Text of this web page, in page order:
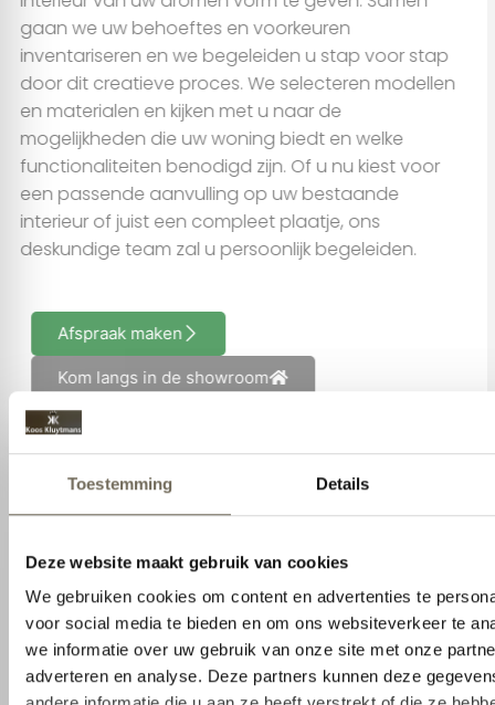
gaan we uw behoeftes en voorkeuren
inventariseren en we begeleiden u stap voor stap
door dit creatieve proces. We selecteren modellen
en materialen en kijken met u naar de
mogelijkheden die uw woning biedt en welke
functionaliteiten benodigd zijn. Of u nu kiest voor
een passende aanvulling op uw bestaande
interieur of juist een compleet plaatje, ons
deskundige team zal u persoonlijk begeleiden.
Afspraak maken
Kom langs in de showroom
Klaar om uw interieur naar een hoger niveau
te tillen? Neem vandaag nog contact met
ons op om uw wensen te bespreken.
info@kooskluytmans.nl